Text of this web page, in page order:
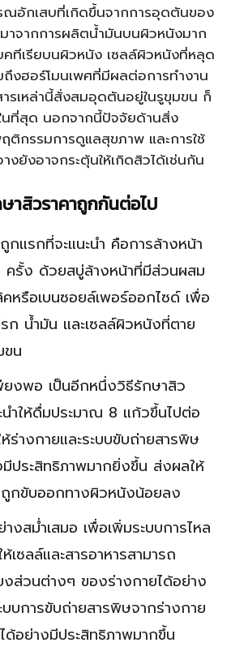
ณอักเสบที่เกิดขึ้นจากการอุดตันของ
าจากการผลิตน้ำมันบนผิวหนังมาก
คทีเรียบนผิวหนัง เซลล์ผิวหนังที่หลุด
ฮอร์โมนเพศที่มีผลต่อการทำงาน
รเหล่านี้สั่งสมอุดตันอยู่ในรูขุมขน ก็
นที่สุด นอกจากนี้ปัจจัยด้านสิ่ง
กรรมการดูแลสุขภาพ และการใช้
ยังอาจกระตุ้นให้เกิดสิวได้เช่นกัน
าสิวราคาถูกกันต่อไป
กแรกที่จะแนะนำ คือการล้างหน้า
ครั้ง ด้วยสบู่ล้างหน้าที่มีส่วนผสม
หรือเบนซอยล์เพอร์ออกไซด์ เพื่อ
น้ำมัน และเซลล์ผิวหนังที่ตาย
น
ยงพอ เป็นอีกหนึ่งวิธีรักษาสิว
นำให้ดื่มประมาณ 8 แก้วขึ้นไปต่อ
ร่างกายและระบบขับถ่ายสารพิษ
มีประสิทธิภาพมากยิ่งขึ้น ส่งผลให้
กขับออกทางผิวหนังน้อยลง
งสม่ำเสมอ เพื่อเพิ่มระบบการไหล
เซลล์และสารอาหารสามารถ
งส่วนต่างๆ ของร่างกายได้อย่าง
บการขับถ่ายสารพิษจากร่างกาย
ด้อย่างมีประสิทธิภาพมากขึ้น